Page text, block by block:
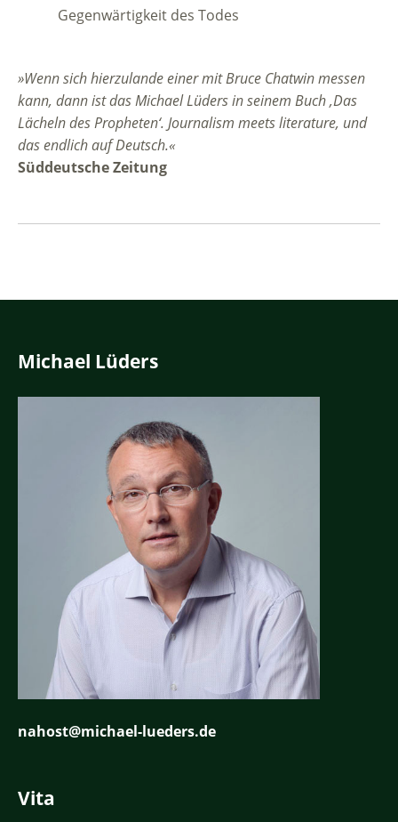
Gegenwärtigkeit des Todes
»Wenn sich hierzulande einer mit Bruce Chatwin messen
kann, dann ist das Michael Lüders in seinem Buch ‚Das
Lächeln des Propheten‘. Journalism meets literature, und
das endlich auf Deutsch.«
Süddeutsche Zeitung
Michael Lüders
nahost@michael-lueders.de
Vita